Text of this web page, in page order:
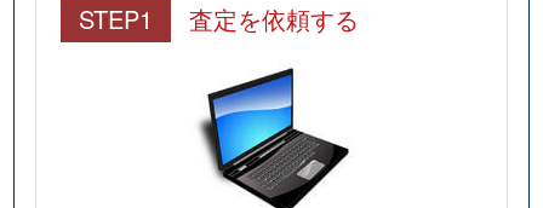
STEP1 査定を依頼する